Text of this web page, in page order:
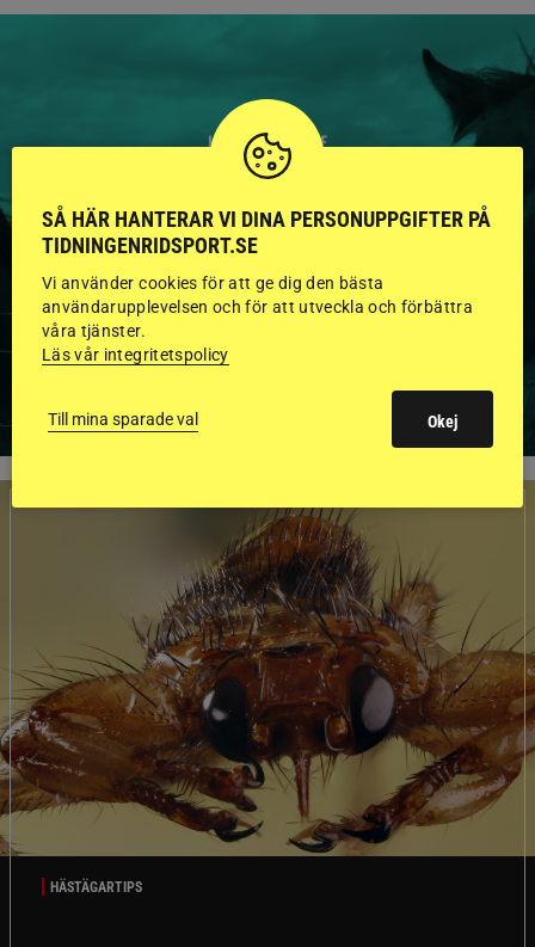
HINGSTAR ONLINE
GODKÄNDA HINGSTAR I
FLERA KATEGORIER MED
BILDER OCH FAKTA
HÄSTÄGARTIPS
SÅ HÄR HANTERAR VI DINA PERSONUPPGIFTER PÅ
TIDNINGENRIDSPORT.SE
Vi använder cookies för att ge dig den bästa
användarupplevelsen och för att utveckla och förbättra
våra tjänster.
Läs vår integritetspolicy
Till mina sparade val Okej